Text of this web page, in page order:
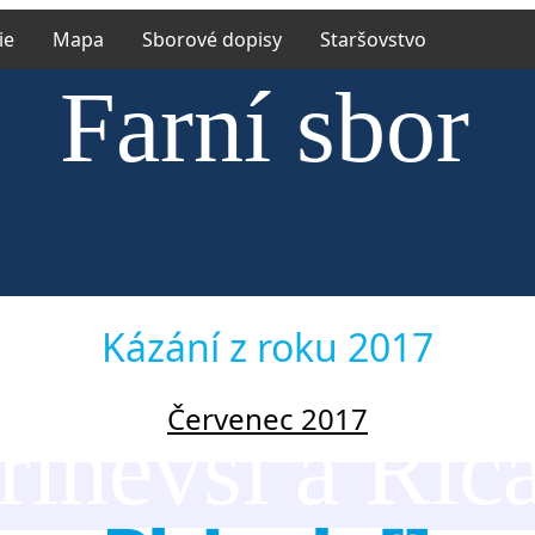
Mapa Sborové dopisy Staršovstvo
Farní sbor
církve
a
Kázání z roku 2017
Červenec 2017